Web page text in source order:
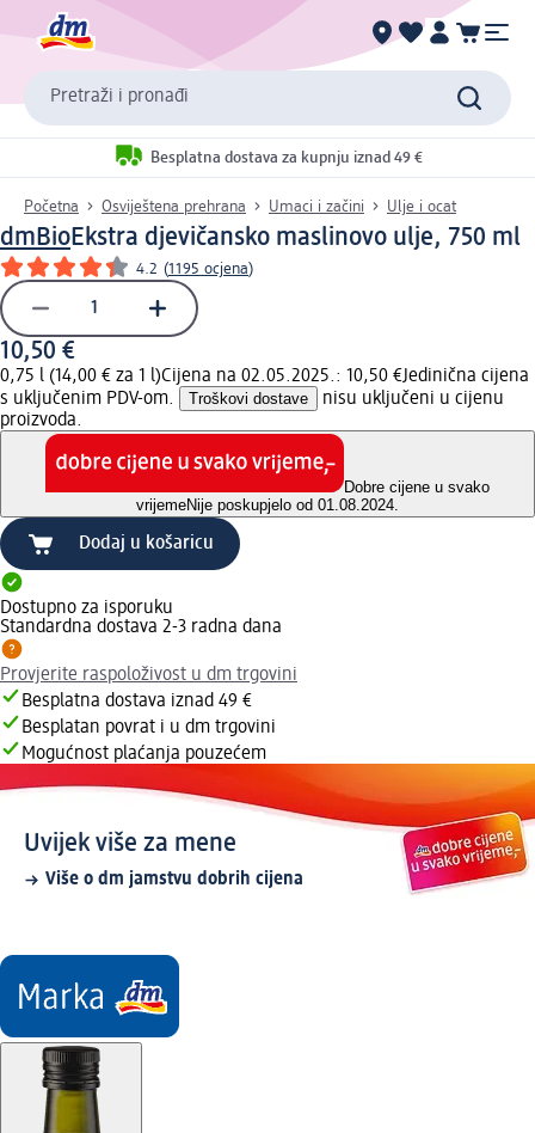
Pretraži i pronađi
Besplatna dostava za kupnju iznad 49 €
Početna Osviještena prehrana Umaci i začini Ulje i ocat
dmBioEkstra djevičansko maslinovo ulje, 750 ml
4.2 (1195 ocjena)
10,50 €
0,75 l (14,00 € za 1 l)Cijena na 02.05.2025.: 10,50 €Jedinična cijena
s uključenim PDV-om.
Troškovi dostave
nisu uključeni u cijenu
proizvoda.
Dobre cijene u svako
vrijemeNije poskupjelo od 01.08.2024.
Dodaj u košaricu
Dostupno za isporuku
Standardna dostava 2-3 radna dana
Provjerite raspoloživost u dm trgovini
Besplatna dostava iznad 49 €
Besplatan povrat i u dm trgovini
Mogućnost plaćanja pouzećem
Uvijek više za mene
Više o dm jamstvu dobrih cijena